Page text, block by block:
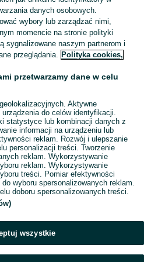
Sprzedaż koszyczków Dolnośląskie ▶️ Szeroki wybór modeli, kształtów i materiałów ✅ Nowe i używane w atrakcyjnych cenach ☝ Sprawdź oferty na OLX.pl!
danych osobowych.
wybory lub zarządzać nimi,
momencie na stronie polityki
sygnalizowane naszym partnerom i
przeglądania. Polityka cookies,
przetwarzamy dane w celu
Aktywne
do celów identyfikacji.
statystyce lub kombinacji danych z
informacji na urządzeniu lub
reklam. Rozwój i ulepszanie
personalizacji treści. Tworzenie
reklam. Wykorzystywanie
reklam. Wykorzystywanie
treści. Pomiar efektywności
wyboru spersonalizowanych reklam.
doboru spersonalizowanych treści.
wszystkie